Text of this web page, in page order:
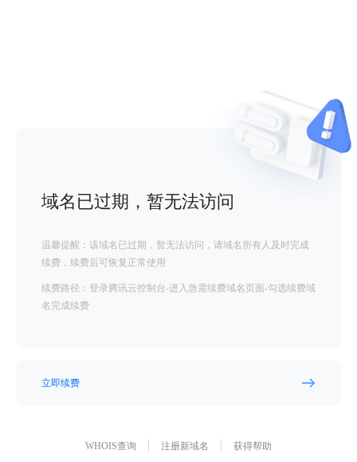
域名已过期，暂无法访问
温馨提醒：该域名已过期，暂无法访问，请域名所有人及时完成
续费，续费后可恢复正常使用
续费路径：登录腾讯云控制台-进入急需续费域名页面-勾选续费域
名完成续费
立即续费
WHOIS查询 注册新域名 获得帮助